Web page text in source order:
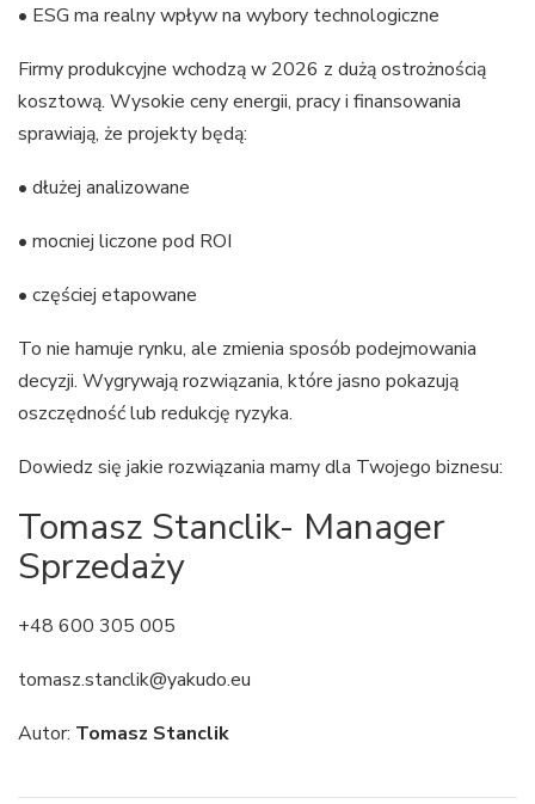
• ESG ma realny wpływ na wybory technologiczne
Firmy produkcyjne wchodzą w 2026 z dużą ostrożnością
kosztową. Wysokie ceny energii, pracy i finansowania
sprawiają, że projekty będą:
• dłużej analizowane
• mocniej liczone pod ROI
• częściej etapowane
To nie hamuje rynku, ale zmienia sposób podejmowania
decyzji. Wygrywają rozwiązania, które jasno pokazują
oszczędność lub redukcję ryzyka.
Dowiedz się jakie rozwiązania mamy dla Twojego biznesu:
Tomasz Stanclik- Manager
Sprzedaży
+48 600 305 005
tomasz.stanclik@yakudo.eu
Autor: Tomasz Stanclik